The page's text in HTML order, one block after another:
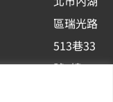
q
u
a
r
區瑞光路
513巷33
號6樓